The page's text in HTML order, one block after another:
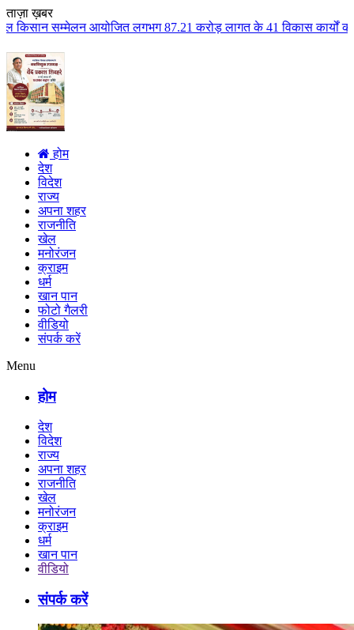
ताज़ा ख़बर
87.21 करोड़ लागत के 41 विकास कार्यों का किया लोकार्पण एवं
होम
देश
विदेश
राज्य
अपना शहर
राजनीति
खेल
मनोरंजन
क्राइम
धर्म
खान पान
फोटो गैलरी
वीडियो
संपर्क करें
Menu
होम
देश
विदेश
राज्य
अपना शहर
राजनीति
खेल
मनोरंजन
क्राइम
धर्म
खान पान
वीडियो
संपर्क करें